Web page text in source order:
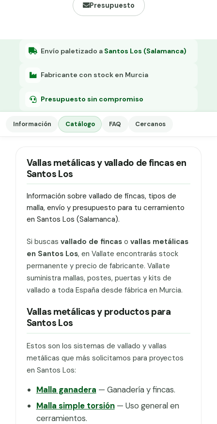
Grapadora
Tensor galvanizado
Presupuesto
Envío paletizado a Santos Los (Salamanca)
Fabricante con stock en Murcia
Presupuesto sin compromiso
Información Catálogo FAQ Cercanos
Vallas metálicas y vallado de fincas en
Santos Los
Información sobre vallado de fincas, tipos de
malla, envío y presupuesto para tu cerramiento
en Santos Los (Salamanca).
Si buscas vallado de fincaso vallas metálicas
en Santos Los, en Vallate encontrarás stock
permanente y precio de fabricante. Vallate
suministra mallas, postes, puertas y kits de
vallado a toda España desde fábrica en Murcia.
Vallas metálicas y productos para
Santos Los
Estos son los sistemas de vallado y vallas
metálicas que más solicitamos para proyectos
en Santos Los:
Malla ganadera — Ganadería y fincas.
Malla simple torsión— Uso general en
cerramientos.